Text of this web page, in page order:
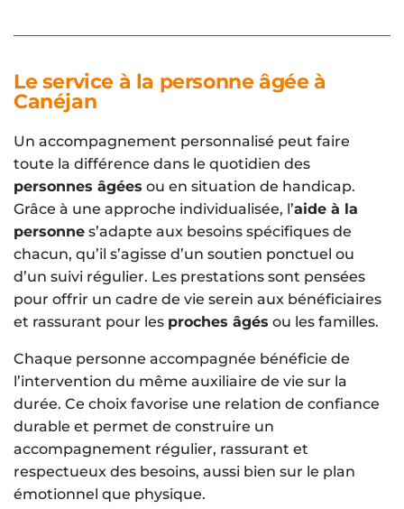
Le service à la personne âgée à
Canéjan
Un accompagnement personnalisé peut faire
toute la différence dans le quotidien des
personnes âgées ou en situation de handicap.
Grâce à une approche individualisée, l’aide à la
personne s’adapte aux besoins spécifiques de
chacun, qu’il s’agisse d’un soutien ponctuel ou
d’un suivi régulier. Les prestations sont pensées
pour offrir un cadre de vie serein aux bénéficiaires
et rassurant pour les proches âgés ou les familles.
Chaque personne accompagnée bénéficie de
l’intervention du même auxiliaire de vie sur la
durée. Ce choix favorise une relation de confiance
durable et permet de construire un
accompagnement régulier, rassurant et
respectueux des besoins, aussi bien sur le plan
émotionnel que physique.